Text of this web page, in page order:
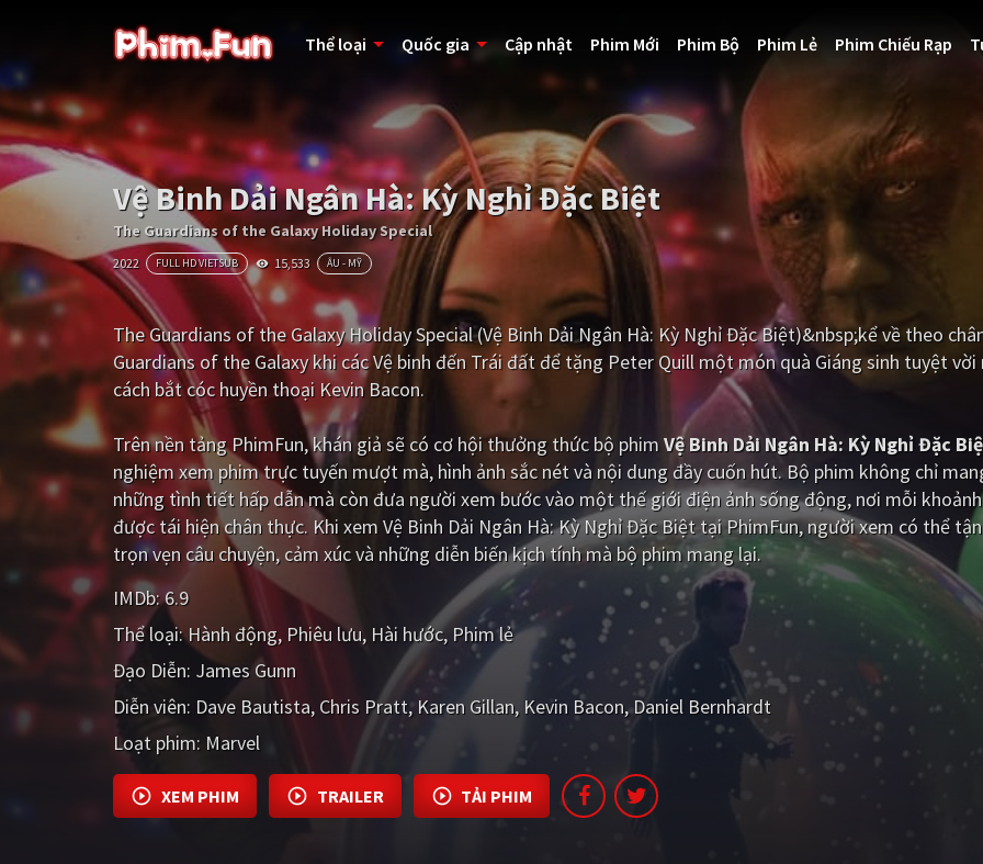
Thể loại Quốc gia Cập nhật Phim Mới Phim Bộ Phim Lẻ Phim Chiếu Rạp
Vệ Binh Dải Ngân Hà: Kỳ Nghỉ Đặc Biệt
The Guardians of the Galaxy Holiday Special
2022 FULL HD VIETSUB 15,533 ÂU - MỸ
The Guardians of the Galaxy Holiday Special (Vệ Binh Dải Ngân Hà: Kỳ Nghỉ Đặc Biệt)&nbsp;kể về theo
Guardians of the Galaxy khi các Vệ binh đến Trái đất để tặng Peter Quill một món quà Giáng sinh tuyệt vời
cách bắt cóc huyền thoại Kevin Bacon.
Trên nền tảngPhimFun, khán giả sẽ có cơ hội thưởng thức bộ phimVệ Binh Dải Ngân Hà: Kỳ Nghỉ Đặc
nghiệm xem phim trực tuyến mượt mà, hình ảnh sắc nét và nội dung đầy cuốn hút. Bộ phim không chỉ
những tình tiết hấp dẫn mà còn đưa người xem bước vào một thế giới điện ảnh sống động, nơi mỗi
được tái hiện chân thực. Khi xem Vệ Binh Dải Ngân Hà: Kỳ Nghỉ Đặc Biệt tại PhimFun, người xem có thể
trọn vẹn câu chuyện, cảm xúc và những diễn biến kịch tính mà bộ phim mang lại.
IMDb:6.9
Thể loại: Hành động Phiêu lưu Hài hước Phim lẻ
Đạo Diễn: James Gunn
Diễn viên: Dave Bautista Chris Pratt Karen Gillan Kevin Bacon Daniel Bernhardt
Loạt phim: Marvel
XEM PHIM TRAILER TẢI PHIM